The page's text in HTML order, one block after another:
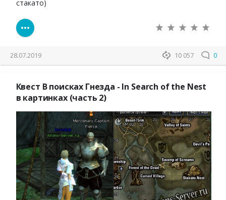
стакато)
10 057 0
28.07.2019
Квест В поисках Гнезда - In Search of the Nest
в картинках (часть 2)